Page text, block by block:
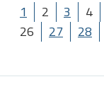
1
2 3 4
26
27 28